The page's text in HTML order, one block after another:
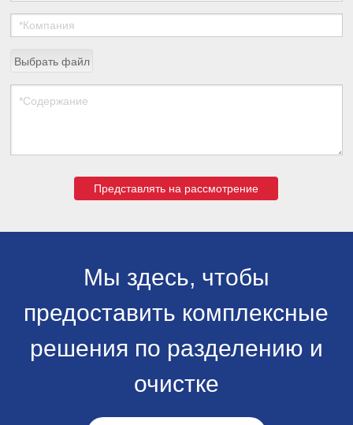
Выбрать файл
Представлять на рассмотрение
Мы здесь, чтобы
предоставить комплексные
решения по разделению и
очистке